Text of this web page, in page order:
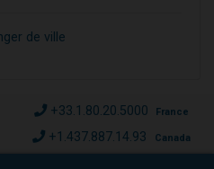
de ville
+33.1.80.20.5000 France
+1.437.887.14.93 Canada